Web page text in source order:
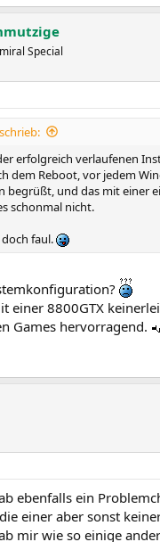
Special
erfolgreich verlaufenen
dem Reboot, vor jedem
begrüßt, und das mit einer
schonmal nicht.
faul.
einer 8800GTX
Games hervorragend.
ebenfalls ein
einer aber sonst
mir wie so einige